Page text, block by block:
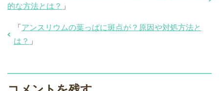
的な方法とは？ 」
「 アンスリウムの葉っぱに斑点が？原因や対処方法と
は？ 」